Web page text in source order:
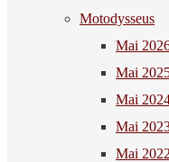
Motodysseus
Mai
Mai
Mai
Mai
Mai